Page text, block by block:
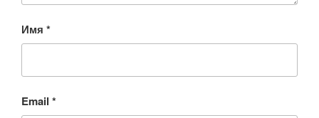
Имя *
Email *